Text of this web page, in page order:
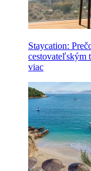
Staycation:
cestovateľským
viac